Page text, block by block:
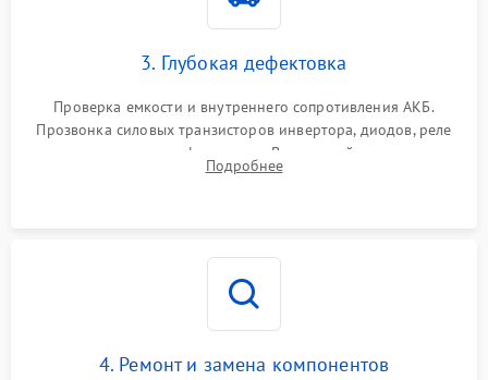
3. Глубокая дефектовка
Проверка емкости и внутреннего сопротивления АКБ.
Прозвонка силовых транзисторов инвертора, диодов, реле
переключения и трансформатора. Визуальный поиск вздутых
конденсаторов и прогаров на печатной плате.
Подробнее
4. Ремонт и замена компонентов